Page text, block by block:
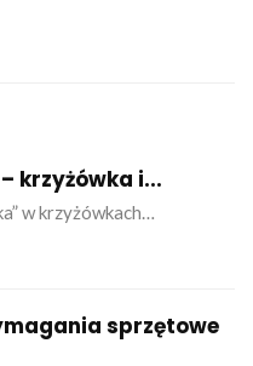
krzyżówka i...
w krzyżówkach…
sprzętowe